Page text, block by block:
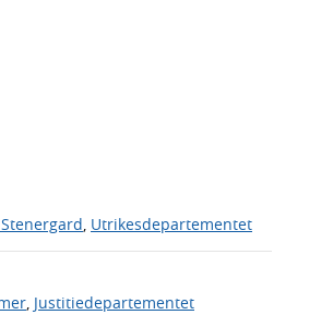
Utrikesdepartementet
, Justitiedepartementet